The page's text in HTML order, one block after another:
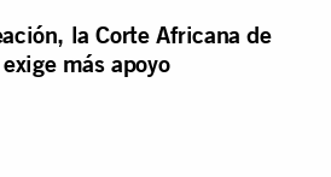
la Corte Africana de
más apoyo